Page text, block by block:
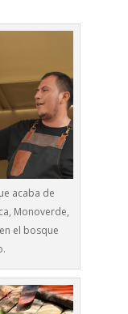
acaba de
Monoverde,
el bosque